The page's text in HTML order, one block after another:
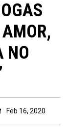
NO
Feb 16, 2020